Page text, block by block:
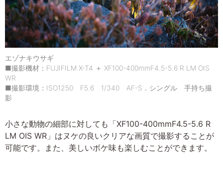
エゾナキウサギ
■撮影機材：FUJIFILM X-T4 ＋ XF100-400mmF4.5-5.6 R LM OIS
WR
■撮影環境：ISO1250 F5.6 1/340 AF-S．シングル 手持ち撮
影
小さな動物の細部に対しても「XF100-400mmF4.5-5.6 R
LM OIS WR」はヌケの良いクリアな画質で撮影することが
可能です。また、美しいボケ味も楽しむことができます。